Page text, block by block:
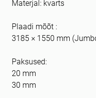
Materjal: kvarts
Plaadi mõõt :
3185 × 1550 mm
Paksused:
20 mm
30 mm